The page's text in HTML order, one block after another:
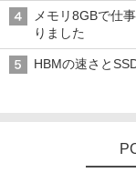
メモリ8GBで仕
りました
HBMの速さと